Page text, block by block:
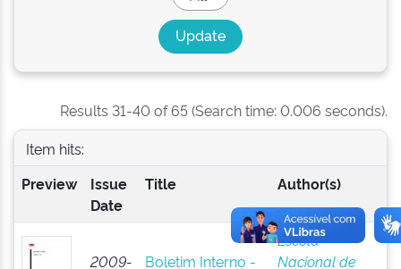
Results 31-40 of 65 (Search time: 0.006 seconds).
Item hits:
Preview
Issue
Date
Title Author(s)
2009-
Boletim Interno -
Escola
Nacional de